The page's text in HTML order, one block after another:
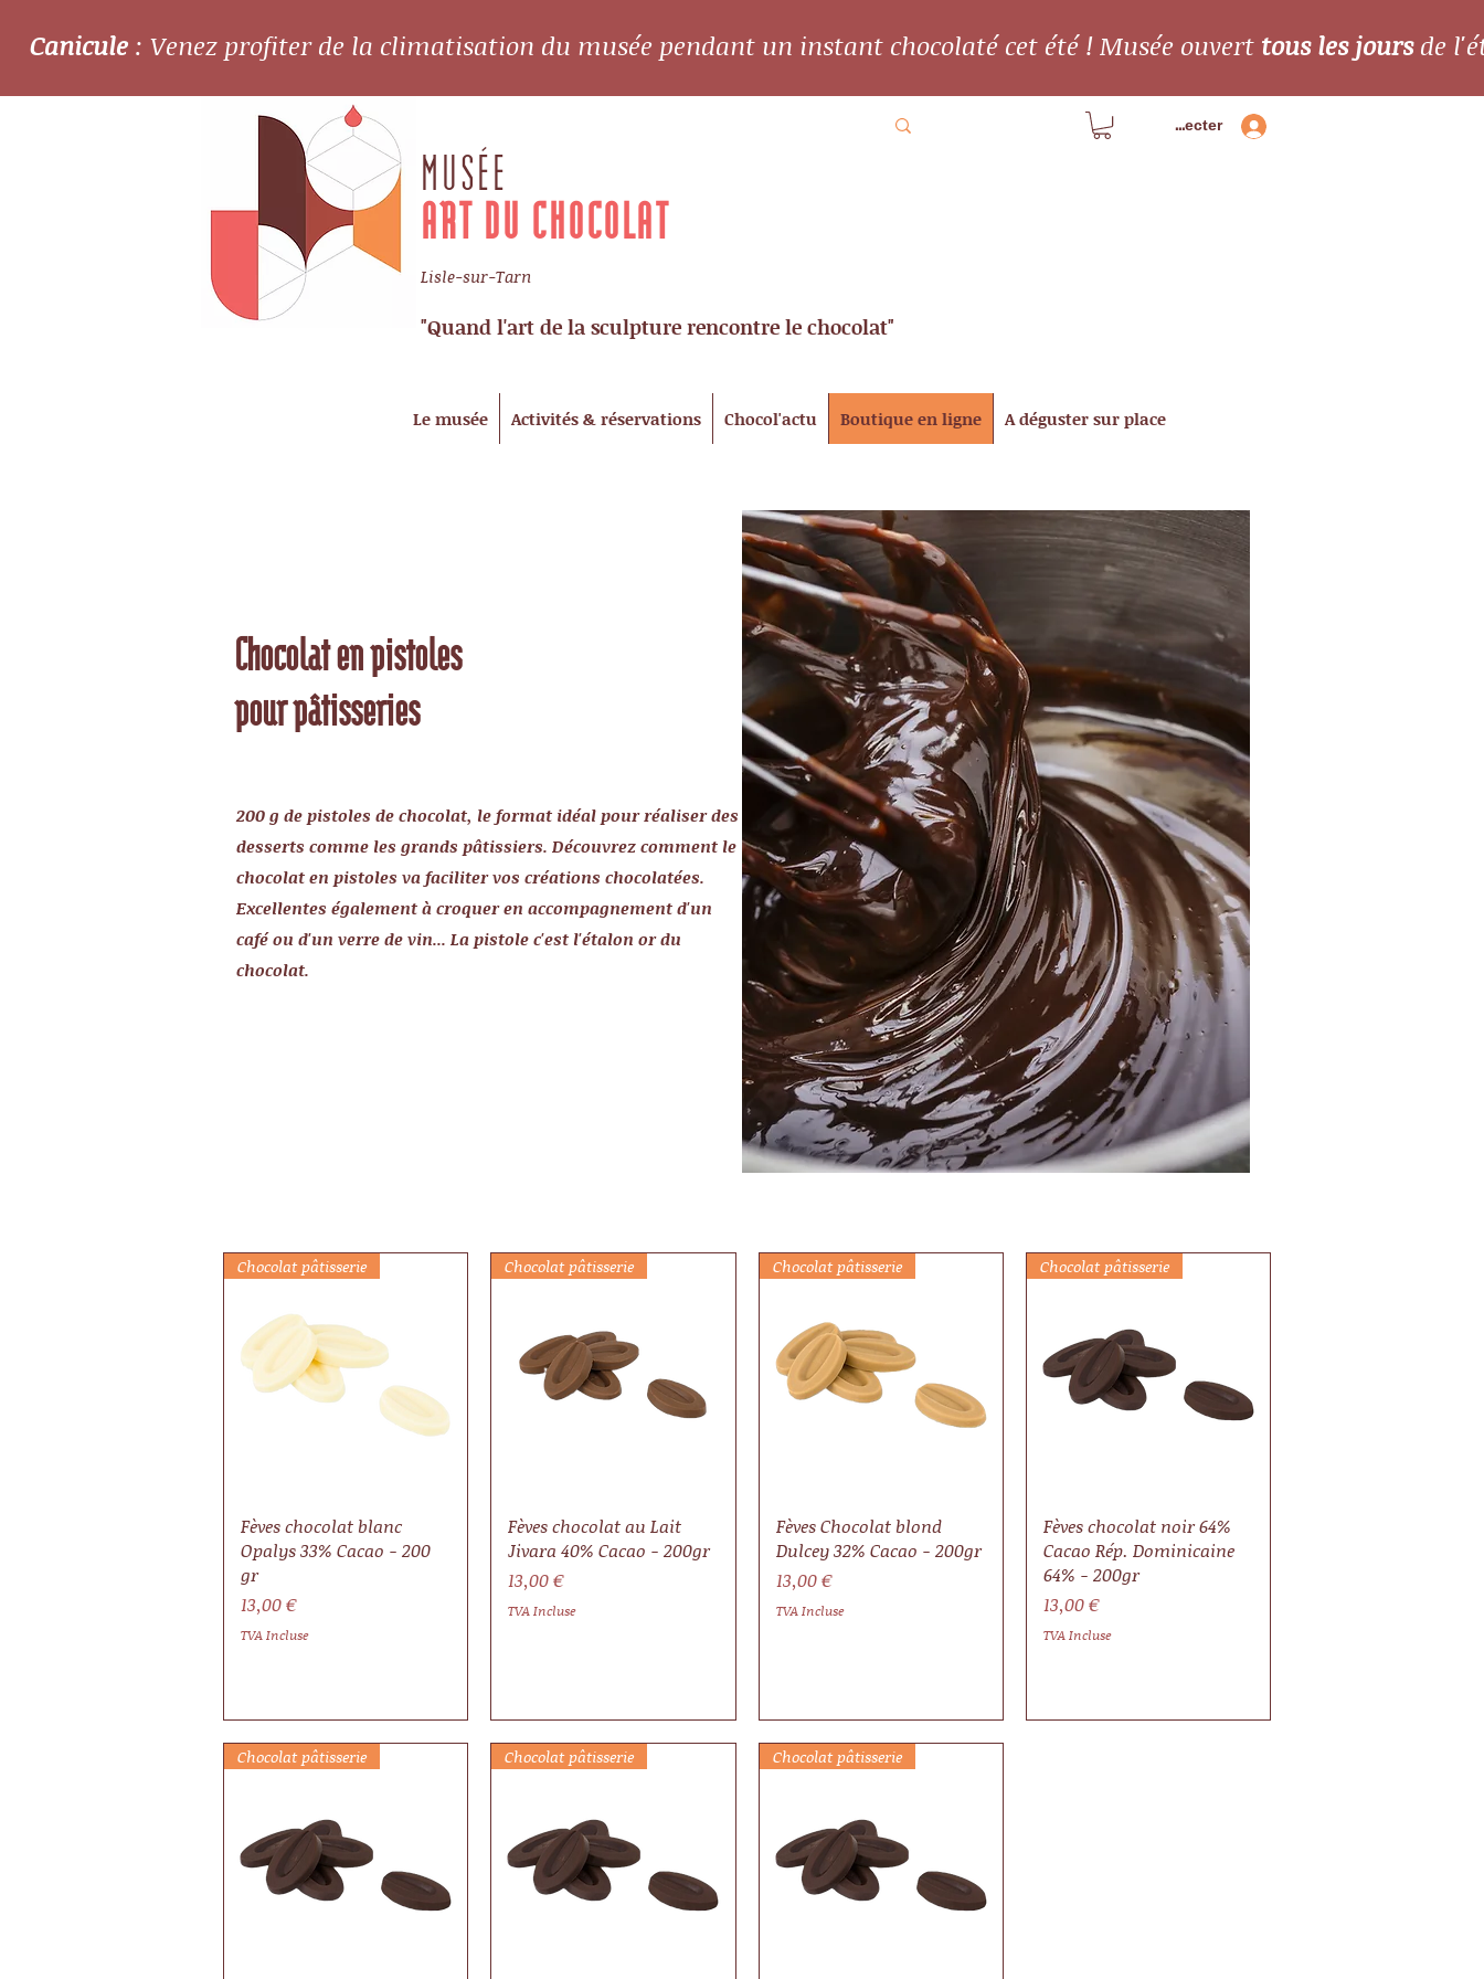
Canicule : Venez profiter de la climatisation du musée pendant un instant chocolaté cet été ! Musée ouvert tous les joursde
Lisle-sur-Tarn
MUSÉE
ART DU CHOCOLAT
"Quand l'art de la sculpture rencontre le chocolat"
Se connecter
Le musée Activités & réservations Chocol'actu Boutique en ligne A déguster sur place
Chocolat pâtisserie
Fèves chocolat blanc
Opalys 33% Cacao - 200
gr
Prix
13,00 €
TVA Incluse
Chocolat pâtisserie
Fèves chocolat au Lait
Jivara 40% Cacao - 200gr
Prix
13,00 €
TVA Incluse
Chocolat pâtisserie
Fèves Chocolat blond
Dulcey 32% Cacao - 200gr
Prix
13,00 €
TVA Incluse
Chocolat pâtisserie
Fèves chocolat noir 64%
Cacao Rép. Dominicaine
64% - 200gr
Prix
13,00 €
TVA Incluse
Chocolat pâtisserie Chocolat pâtisserie Chocolat pâtisserie
Chocolat en pistoles
pour pâtisseries
200 g de pistoles de chocolat, le format idéal pour réaliser des
desserts comme les grands pâtissiers. Découvrez comment le
chocolat en pistoles va faciliter vos créations chocolatées.
Excellentes également à croquer en accompagnement d'un
café ou d'un verre de vin... La pistole c'est l'étalon or du
chocolat.